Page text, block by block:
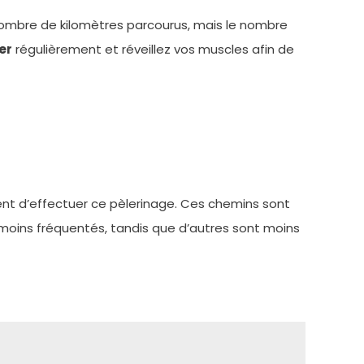
de kilomètres parcourus, mais le nombre
régulièrement et réveillez vos muscles afin de
d’effectuer ce pèlerinage. Ces chemins sont
fréquentés, tandis que d’autres sont moins